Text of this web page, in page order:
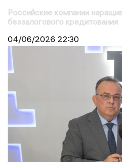
Российские компании
беззалогового кредитования
04/06/2026 22:30